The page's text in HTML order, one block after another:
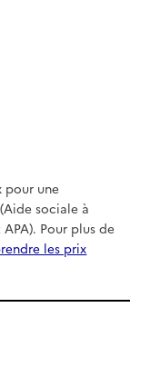
pour une
sociale à
Pour plus de
les prix